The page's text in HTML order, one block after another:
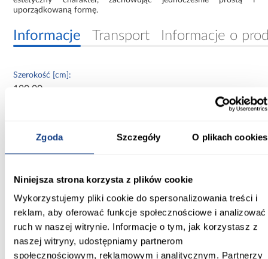
Zgoda Szczegóły O plikach cookies
Niniejsza strona korzysta z plików cookie
Wykorzystujemy pliki cookie do spersonalizowania treści i
reklam, aby oferować funkcje społecznościowe i analizować
ruch w naszej witrynie. Informacje o tym, jak korzystasz z
naszej witryny, udostępniamy partnerom
społecznościowym, reklamowym i analitycznym. Partnerzy
uporządkowaną formę.
Informacje Transport Informacje o
Szerokość [cm]:
190.00
Wysokość [cm]:
Kolor frontów:
biały
Kolor korpusu:
biały